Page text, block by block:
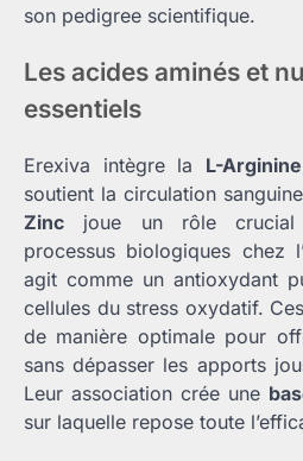
son pedigree scientifique.
Les acides aminés et
essentiels
Erexiva intègre la L-Arginine
soutient la circulation
Zinc joue un rôle crucial
processus biologiques chez
agit comme un antioxydant
cellules du stress oxydatif.
de manière optimale pour
sans dépasser les apports
Leur association crée une
sur laquelle repose toute